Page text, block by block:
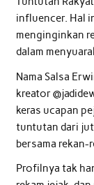
influencer. Hal
menginginkan
dalam
Nama Salsa
kreator
keras ucapan
tuntutan dari
bersama
Profilnya tak